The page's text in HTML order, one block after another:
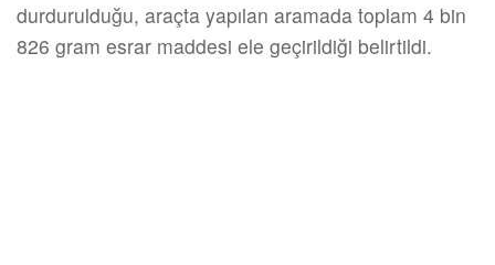
durdurulduğu, araçta yapılan aramada toplam 4 bin
826 gram esrar maddesi ele geçirildiği belirtildi.